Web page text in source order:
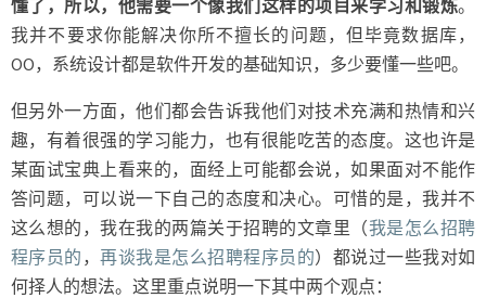
懂了，所以，他需要一个像我们这样的项目来学习和锻炼。
我并不要求你能解决你所不擅长的问题，但毕竟数据库，
OO，系统设计都是软件开发的基础知识，多少要懂一些吧。
但另外一方面，他们都会告诉我他们对技术充满和热情和兴
趣，有着很强的学习能力，也有很能吃苦的态度。这也许是
某面试宝典上看来的，面经上可能都会说，如果面对不能作
答问题，可以说一下自己的态度和决心。可惜的是，我并不
这么想的，我在我的两篇关于招聘的文章里（我是怎么招聘
程序员的 ，再谈我是怎么招聘程序员的）都说过一些我对如
何择人的想法。这里重点说明一下其中两个观点：